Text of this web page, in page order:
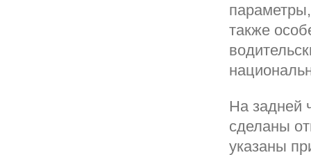
также
На задней
сделаны
указаны